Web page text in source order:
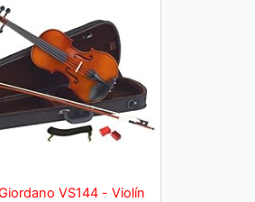
VS144 - Violín